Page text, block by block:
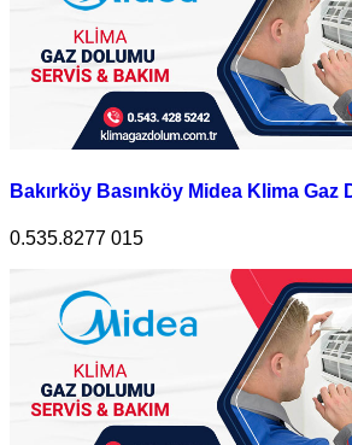
Bakırköy Basınköy Midea Klima Gaz
0.535.8277 015